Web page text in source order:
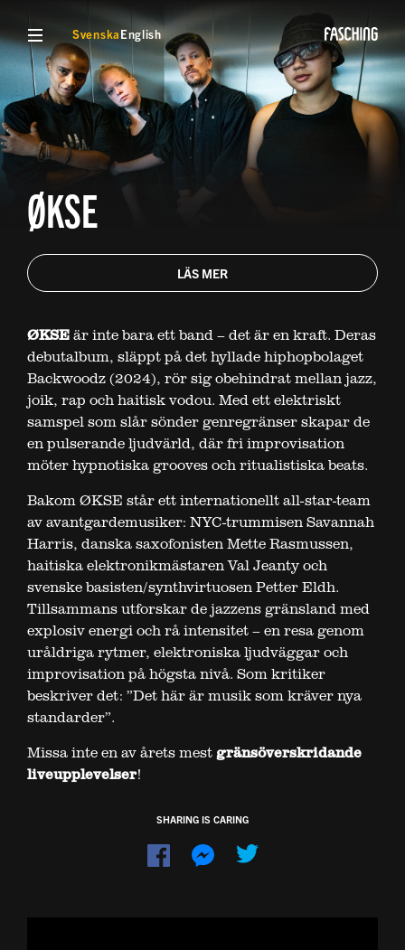
VISA MENYSvenskaEnglish
ØKSE
LÄS MER
ØKSEär inte bara ett band – det är en kraft. Deras
debutalbum, släppt på det hyllade hiphopbolaget
Backwoodz (2024), rör sig obehindrat mellan jazz,
joik, rap och haitisk vodou. Med ett elektriskt
samspel som slår sönder genregränser skapar de
en pulserande ljudvärld, där fri improvisation
möter hypnotiska grooves och ritualistiska beats.
Bakom ØKSE står ett internationellt all-star-team
av avantgardemusiker: NYC-trummisen Savannah
Harris, danska saxofonisten Mette Rasmussen,
haitiska elektronikmästaren Val Jeanty och
svenske basisten/synthvirtuosen Petter Eldh.
Tillsammans utforskar de jazzens gränsland med
explosiv energi och rå intensitet – en resa genom
uråldriga rytmer, elektroniska ljudväggar och
improvisation på högsta nivå. Som kritiker
beskriver det: ”Det här är musik som kräver nya
standarder”.
Missa inte en av årets mestgränsöverskridande
liveupplevelser!
SHARING IS CARING
Dela
Dela